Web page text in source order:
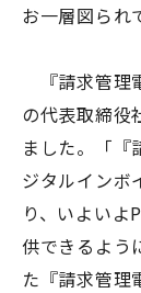
お一層図られ
『請求管理
の代表取締役
ました。「『
ジタルインボ
り、いよい
供できるよう
た『請求管理